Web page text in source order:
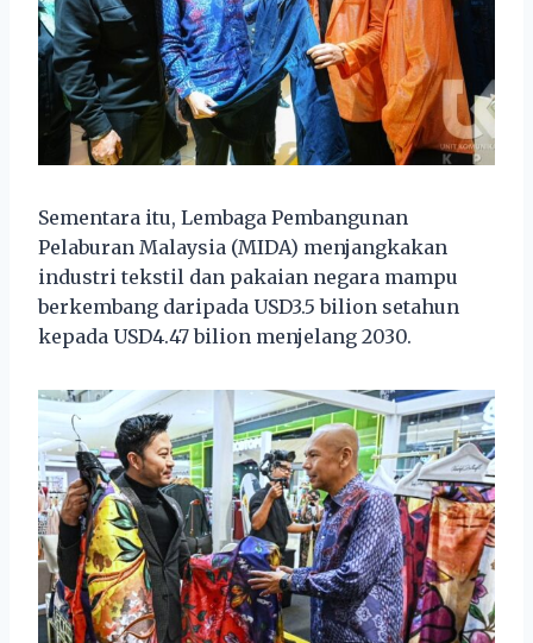
Sementara itu, Lembaga Pembangunan
Pelaburan Malaysia (MIDA) menjangkakan
industri tekstil dan pakaian negara mampu
berkembang daripada USD3.5 bilion setahun
kepada USD4.47 bilion menjelang 2030.